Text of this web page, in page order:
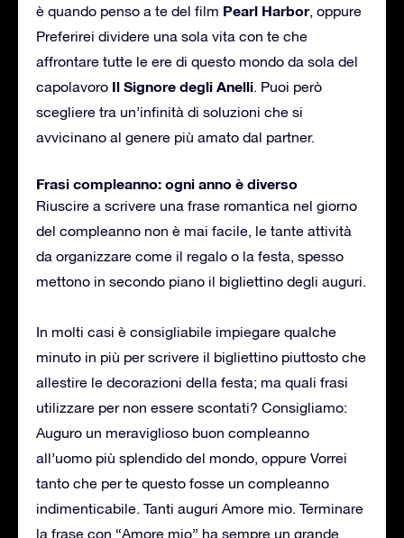
è quando penso a te del film Pearl Harbor, oppure
Preferirei dividere una sola vita con te che
affrontare tutte le ere di questo mondo da sola del
capolavoro Il Signore degli Anelli. Puoi però
scegliere tra un’infinità di soluzioni che si
avvicinano al genere più amato dal partner.
Frasi compleanno: ogni anno è diverso
Riuscire a scrivere una frase romantica nel giorno
del compleanno non è mai facile, le tante attività
da organizzare come il regalo o la festa, spesso
mettono in secondo piano il bigliettino degli auguri.
In molti casi è consigliabile impiegare qualche
minuto in più per scrivere il bigliettino piuttosto che
allestire le decorazioni della festa; ma quali frasi
utilizzare per non essere scontati? Consigliamo:
Auguro un meraviglioso buon compleanno
all’uomo più splendido del mondo, oppure Vorrei
tanto che per te questo fosse un compleanno
indimenticabile. Tanti auguri Amore mio. Terminare
la frase con “Amore mio” ha sempre un grande